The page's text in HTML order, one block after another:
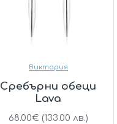
Виктория
Сребърни обеци
Lava
68.00€ (133.00 лв.)